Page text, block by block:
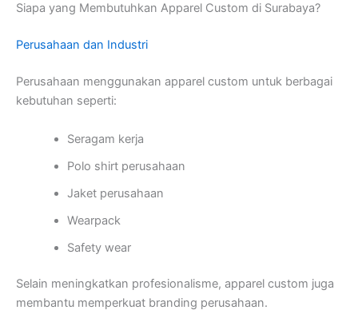
Siapa yang Membutuhkan Apparel Custom di Surabaya?
Perusahaan dan Industri
Perusahaan menggunakan apparel custom untuk berbagai
kebutuhan seperti:
Seragam kerja
Polo shirt perusahaan
Jaket perusahaan
Wearpack
Safety wear
Selain meningkatkan profesionalisme, apparel custom juga
membantu memperkuat branding perusahaan.